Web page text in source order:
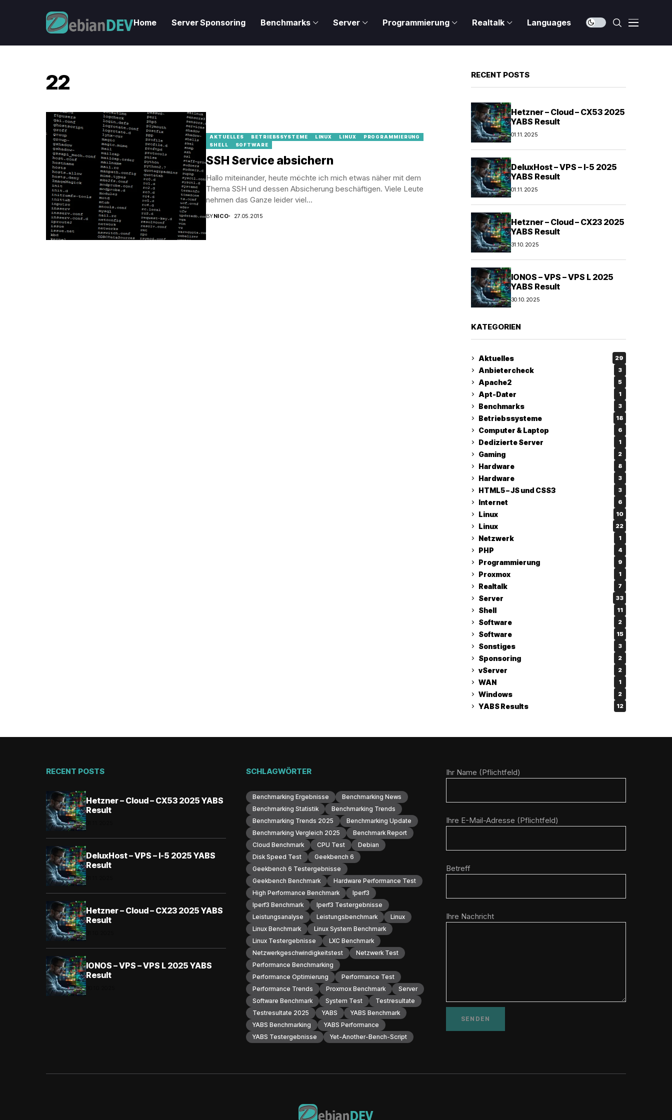
Home Server Sponsoring Benchmarks Server Programmierung Realtalk Languages
22
AKTUELLES BETRIEBSSYSTEME LINUX LINUX
PROGRAMMIERUNG
SHELL
SOFTWARE
SSH Service absichern
Hallo miteinander, heute möchte ich mich etwas näher mit dem
Thema SSH und dessen Absicherung beschäftigen. Viele Leute
nehmen das Ganze leider viel...
BYNICO 27.05.2015
RECENT POSTS
Hetzner – Cloud – CX53 2025
YABS Result
01.11.2025
DeluxHost – VPS – I-5 2025
YABS Result
01.11.2025
Hetzner – Cloud – CX23 2025
YABS Result
31.10.2025
IONOS – VPS – VPS L 2025
YABS Result
30.10.2025
KATEGORIEN
Aktuelles 29
Anbietercheck 3
Apache2 5
Apt-Dater 1
Benchmarks 3
Betriebssysteme 18
Computer & Laptop 6
Dedizierte Server 1
Gaming 2
Hardware 8
Hardware 3
HTML5 – JS und CSS3 3
Internet 6
Linux 10
Linux 22
Netzwerk 1
PHP 4
Programmierung 9
Proxmox 1
Realtalk 7
Server 33
Shell 11
Software 2
Software 15
Sonstiges 3
Sponsoring 2
vServer 2
WAN 1
Windows 2
YABS Results 12
RECENT POSTS
Hetzner – Cloud – CX53 2025 YABS
Result
DeluxHost – VPS – I-5 2025 YABS
Result
Hetzner – Cloud – CX23 2025 YABS
Result
IONOS – VPS – VPS L 2025 YABS
Result
SCHLAGWÖRTER
Benchmarking Ergebnisse
Benchmarking News
Benchmarking Statistik
Benchmarking Trends
Benchmarking Trends 2025
Benchmarking Update
Benchmarking Vergleich 2025
Benchmark Report
Cloud Benchmark
CPU Test
Debian
Disk Speed Test
Geekbench 6
Geekbench 6 Testergebnisse
Geekbench Benchmark
Hardware Performance Test
High Performance Benchmark
Iperf3
Iperf3 Benchmark
Iperf3 Testergebnisse
Leistungsanalyse
Leistungsbenchmark
Linux
Linux Benchmark
Linux System Benchmark
Linux Testergebnisse
LXC Benchmark
Netzwerkgeschwindigkeitstest
Netzwerk Test
Performance Benchmarking
Performance Optimierung
Performance Test
Performance Trends
Proxmox Benchmark
Server
Software Benchmark
System Test
Testresultate
Testresultate 2025
YABS
YABS Benchmark
YABS Benchmarking
YABS Performance
YABS Testergebnisse
Yet-Another-Bench-Script
Ihr Name (Pflichtfeld)
Ihre E-Mail-Adresse (Pflichtfeld)
Betreff
Ihre Nachricht